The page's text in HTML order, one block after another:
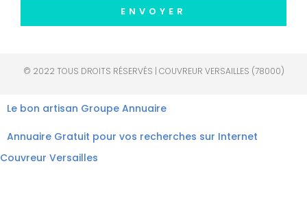
ENVOYER
© 2022 TOUS DROITS RÉSERVÉS | COUVREUR VERSAILLES (78000)
Le bon artisan Groupe Annuaire
Annuaire Gratuit pour vos recherches sur Internet
Couvreur Versailles